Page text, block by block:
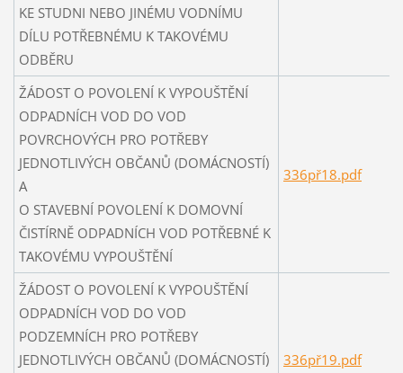
KE STUDNI NEBO JINÉMU VODNÍMU
DÍLU POTŘEBNÉMU K TAKOVÉMU
ODBĚRU
ŽÁDOST O POVOLENÍ K VYPOUŠTĚNÍ
ODPADNÍCH VOD DO VOD
POVRCHOVÝCH PRO POTŘEBY
JEDNOTLIVÝCH OBČANŮ (DOMÁCNOSTÍ)
A
O STAVEBNÍ POVOLENÍ K DOMOVNÍ
ČISTÍRNĚ ODPADNÍCH VOD POTŘEBNÉ K
TAKOVÉMU VYPOUŠTĚNÍ
336př18.pdf
ŽÁDOST O POVOLENÍ K VYPOUŠTĚNÍ
ODPADNÍCH VOD DO VOD
PODZEMNÍCH PRO POTŘEBY
JEDNOTLIVÝCH OBČANŮ (DOMÁCNOSTÍ)
336př19.pdf